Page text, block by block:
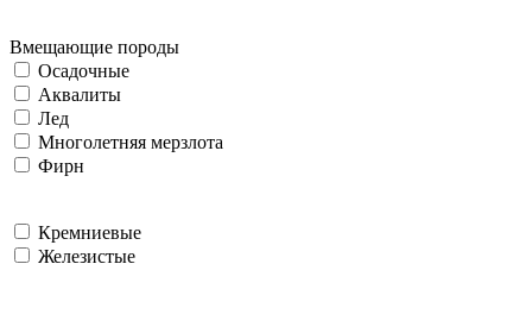
Вмещающие породы
Осадочные
Аквалиты
Лед
Многолетняя мерзлота
Фирн
Кремниевые
Железистые